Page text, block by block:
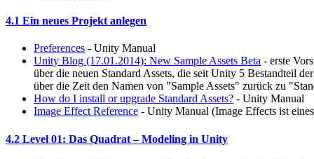
4.1 Ein neues Projekt anlegen
Preferences - Unity Manual
Unity Blog (17.01.2014): New Sample Assets Beta - erste
über die neuen Standard Assets, die seit Unity 5 Bestandteil
über die Zeit den Namen von "Sample Assets" zurück zu
How do I install or upgrade Standard Assets? - Unity Manual
Image Effect Reference - Unity Manual (Image Effects ist
4.2 Level 01: Das Quadrat – Modeling in Unity